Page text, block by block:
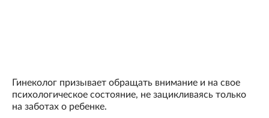
Гинеколог призывает обращать внимание и на свое
психологическое состояние, не зацикливаясь только
на заботах о ребенке.